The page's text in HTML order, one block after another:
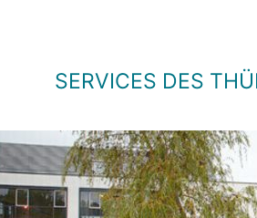
SERVICES DES